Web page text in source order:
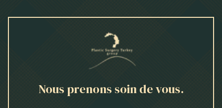
Nous prenons soin de vous.